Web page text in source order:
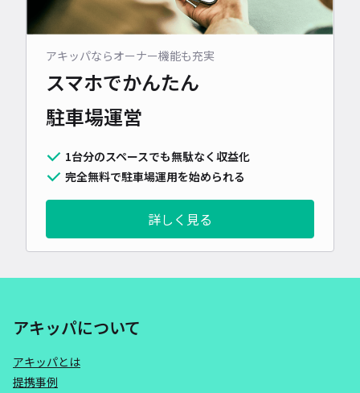
アキッパならオーナー機能も充実
スマホでかんたん
駐車場運営
1台分のスペースでも無駄なく収益化
完全無料で駐車場運用を始められる
詳しく見る
アキッパについて
アキッパとは
提携事例